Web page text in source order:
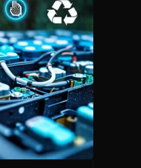
traditionell laddning.